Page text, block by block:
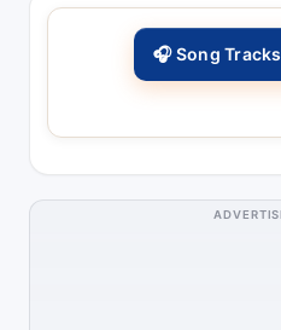
🎧 Song